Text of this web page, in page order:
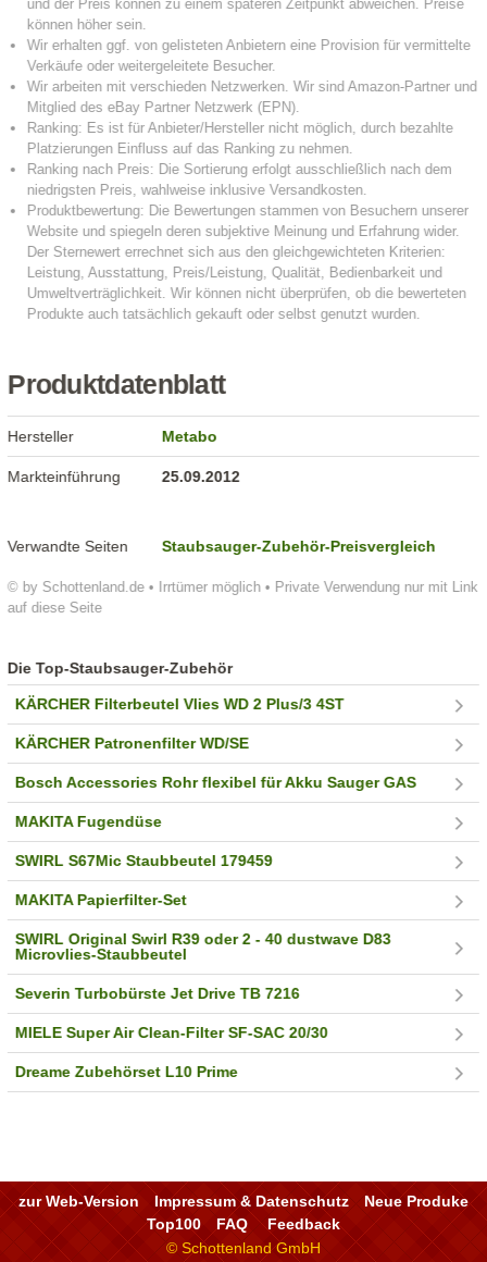
Produktdatenblatt
© by Schottenland.de • Irrtümer möglich • Private Verwendung nur mit Link
auf diese Seite
Hersteller Metabo
Markteinführung 25.09.2012
Verwandte Seiten Staubsauger-Zubehör-Preisvergleich
Die Top-Staubsauger-Zubehör
KÄRCHER Filterbeutel Vlies WD 2 Plus/3 4ST
KÄRCHER Patronenfilter WD/SE
Bosch Accessories Rohr flexibel für Akku Sauger GAS
MAKITA Fugendüse
SWIRL S67Mic Staubbeutel 179459
MAKITA Papierfilter-Set
SWIRL Original Swirl R39 oder 2 - 40 dustwave D83
Microvlies-Staubbeutel
Severin Turbobürste Jet Drive TB 7216
MIELE Super Air Clean-Filter SF-SAC 20/30
Dreame Zubehörset L10 Prime
zur Web-Version Impressum & Datenschutz
Neue Produke
Top100
FAQ
Feedback
© Schottenland GmbH